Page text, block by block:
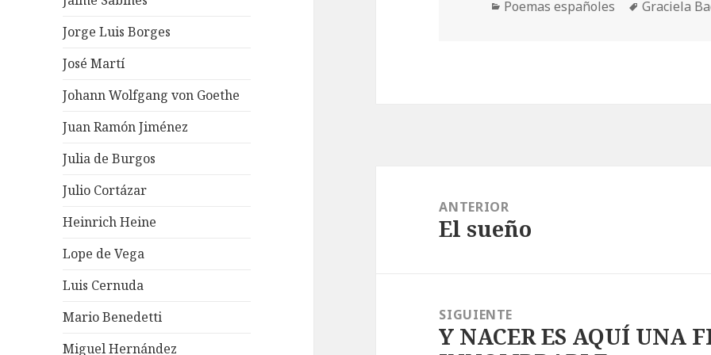
Jorge Luis Borges
José Martí
Johann Wolfgang von Goethe
Juan Ramón Jiménez
Julia de Burgos
Julio Cortázar
Heinrich Heine
Lope de Vega
Luis Cernuda
Mario Benedetti
Miguel Hernández
Categorías
Poemas españoles Etiquetas
Graciela
entradas
ANTERIOR
Entrada
El sueño
SIGUIENTE
Entrada
Y NACER ES AQUÍ UNA